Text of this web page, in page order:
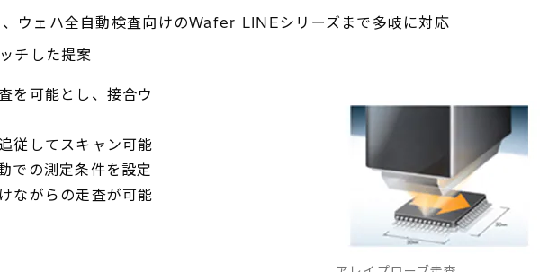
ウェハ全自動検査向けのWafer LINEシリーズまで多岐に対応
チした提案
を可能とし、接合ウ
従してスキャン可能
での測定条件を設定
ながらの走査が可能